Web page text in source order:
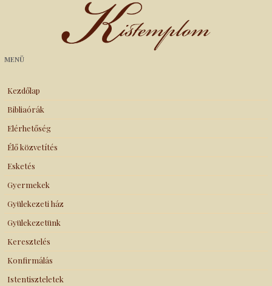
Kistemplom
MENÜ
Kezdőlap
Bibliaórák
Elérhetőség
Élő közvetítés
Esketés
Gyermekek
Gyülekezeti ház
Gyülekezetünk
Keresztelés
Konfirmálás
Istentiszteletek